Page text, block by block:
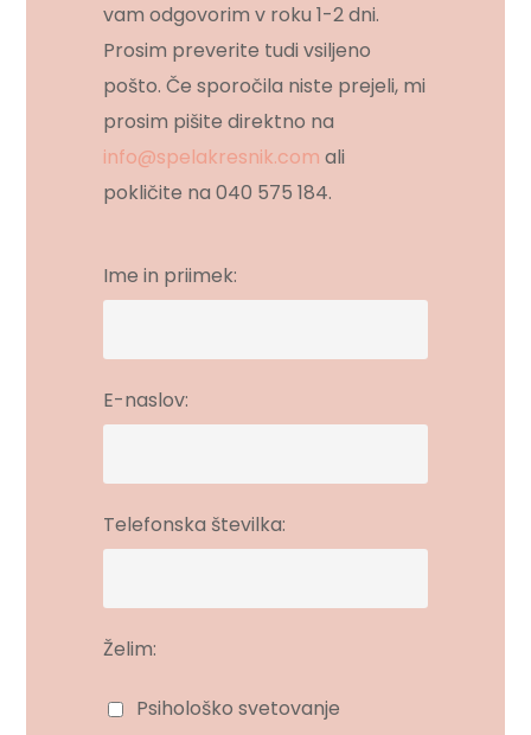
vam odgovorim v roku 1-2 dni.
Prosim preverite tudi vsiljeno
pošto. Če sporočila niste prejeli, mi
prosim pišite direktno na
info@spelakresnik.com ali
pokličite na 040 575 184.
Ime in priimek:
E-naslov:
Telefonska številka:
Želim:
Psihološko svetovanje